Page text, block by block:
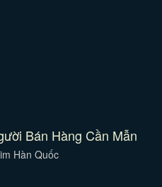
Bán Hàng Cần Mẫn
Hàn Quốc